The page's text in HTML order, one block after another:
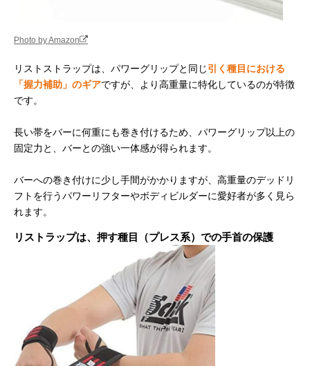
Photo by Amazon
リストストラップは、パワーグリップと同じ引く種目における
「握力補助」のギアですが、より高重量に特化しているのが特徴
です。
長い帯をバーに何重にも巻き付けるため、パワーグリップ以上の
固定力と、バーとの強い一体感が得られます。
バーへの巻き付けに少し手間がかかりますが、高重量のデッドリ
フトを行うパワーリフターやボディビルダーに愛好者が多く見ら
れます。
リストラップは、押す種目（プレス系）での手首の保護